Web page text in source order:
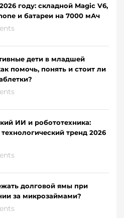
году: складной Magic V6,
и батареи на 7000 мАч
дети в младшей
помочь, понять и стоит ли
ИИ и робототехника:
тренд 2026
долговой ямы при
за микрозаймами?